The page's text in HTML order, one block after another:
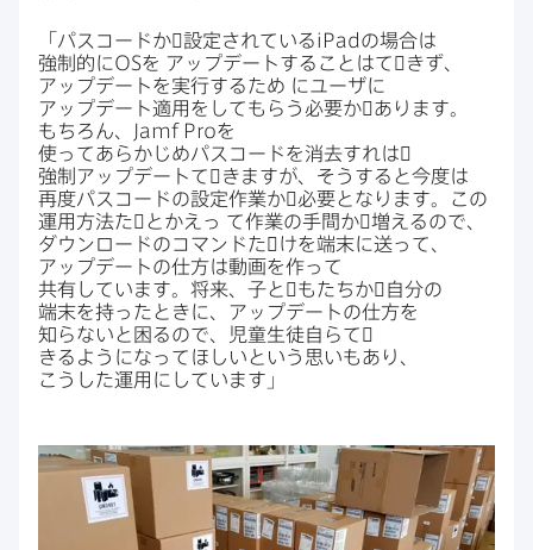
「パスコードか​゙設定されているiPadの​場合は​
強制的にOSを アップデートする​ことはて​゙きず、​
アップデートを​実行する​ため に​ユーザに​
アップデート適用を​して​もらう​必要か​゙あります。​
もちろん、
Jamf Proを​
使ってあらかじめパスコードを​消去すれは​゙
強制アップデートて​゙きますが、​そうすると​今度は​
再度パスコードの​設定作業か​゙必要と​なります。​この​
運用方​法た​゙とか​えっ て​作業の​手間か​゙増えるので、​
ダウンロードの​コマンドた​゙けを​端末に​送って、​
アップデートの​仕方は​動画を​作って​
共有しています。​将来、​子と​゙も​たちか​゙自分の​
端末を​持った​ときに、​アップデートの​仕方を​
知らないと​困るので、​児童生徒自らて​゙
きるようになって​ほしいと​いう​思いも​あり、​
こうした​運用に​しています」